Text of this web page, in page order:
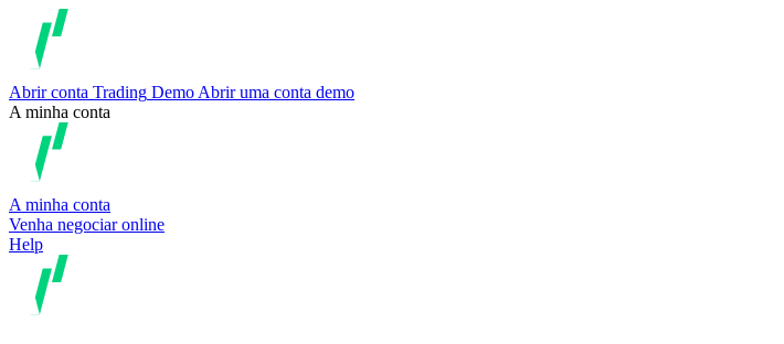
Abrir conta Trading Demo Abrir uma conta demo
A minha conta
A minha conta
Venha negociar online
Help